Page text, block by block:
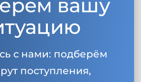
вашу
с нами: подберём
поступления,